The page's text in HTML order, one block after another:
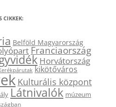
CIKKEK:
Belföld Magyarország
Franciaország
Horvátország
kikötőváros
Kulturális központ
Látnivalók múzeum